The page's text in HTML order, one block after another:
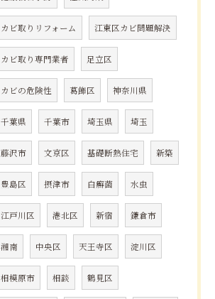
カビ取りリフォーム 江東区カビ問題解決
カビ取り専門業者 足立区
カビの危険性 葛飾区 神奈川県
千葉県 千葉市 埼玉県 埼玉
藤沢市 文京区 基礎断熱住宅 新築
豊島区 摂津市 白癬菌 水虫
江戸川区 港北区 新宿 鎌倉市
湘南 中央区 天王寺区 淀川区
相模原市 相談 鶴見区